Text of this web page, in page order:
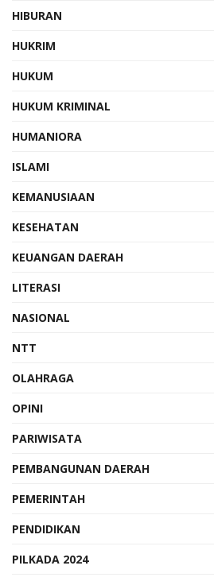
HIBURAN
HUKRIM
HUKUM
HUKUM KRIMINAL
HUMANIORA
ISLAMI
KEMANUSIAAN
KESEHATAN
KEUANGAN DAERAH
LITERASI
NASIONAL
NTT
OLAHRAGA
OPINI
PARIWISATA
PEMBANGUNAN DAERAH
PEMERINTAH
PENDIDIKAN
PILKADA 2024